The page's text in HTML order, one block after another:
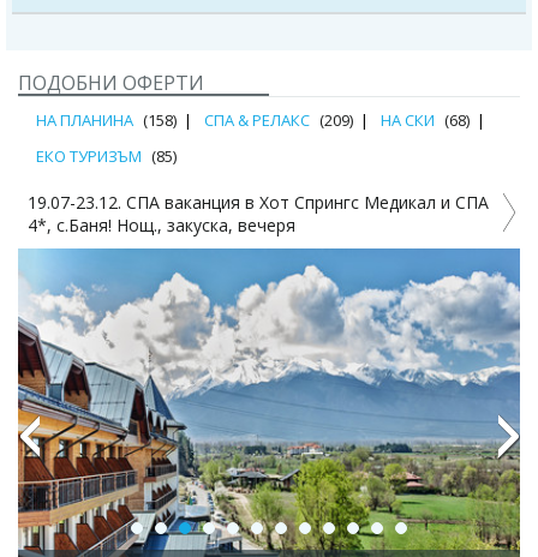
ПОДОБНИ ОФЕРТИ
НА ПЛАНИНА (158) СПА & РЕЛАКС (209) НА СКИ (68)
ЕКО ТУРИЗЪМ (85)
19.07-23.12. СПА ваканция в Хот Спрингс Медикал и СПА
4*, с.Баня! Нощ., закуска, вечеря
Previous Next